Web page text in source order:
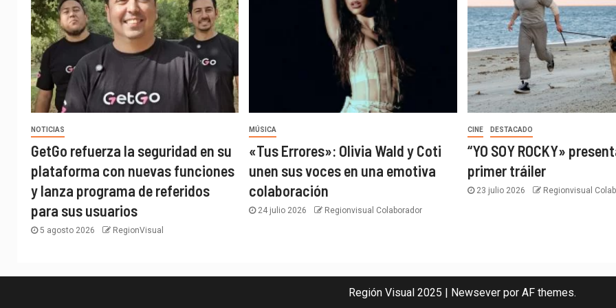
NOTICIAS
GetGo refuerza la seguridad en su
plataforma con nuevas funciones
y lanza programa de referidos
para sus usuarios
5 agosto 2026 RegionVisual
MÚSICA
«Tus Errores»: Olivia Wald y Coti
unen sus voces en una emotiva
colaboración
24 julio 2026 Regionvisual Colaborador
CINE DESTACADO
“YO SOY ROCKY»
primer tráiler
23 julio 2026 Regionvisual
Región Visual 2025 | Newseverpor AF themes.